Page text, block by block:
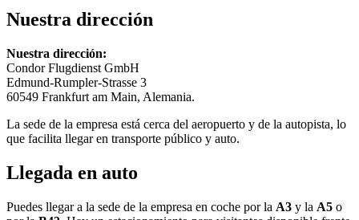
Nuestra dirección
Nuestra dirección:
Condor Flugdienst GmbH
Edmund-Rumpler-Strasse 3
60549 Frankfurt am Main, Alemania.
La sede de la empresa está cerca del aeropuerto y de la autopista, lo
que facilita llegar en transporte público y auto.
Llegada en auto
Puedes llegar a la sede de la empresa en coche por la A3 y la A5 o